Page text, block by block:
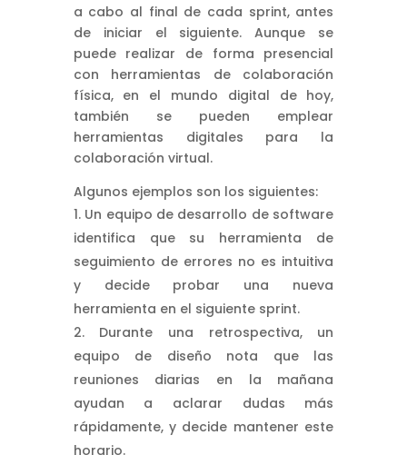
a cabo al final de cada sprint, antes
de iniciar el siguiente. Aunque se
puede realizar de forma presencial
con herramientas de colaboración
física, en el mundo digital de hoy,
también se pueden emplear
herramientas digitales para la
colaboración virtual.
Algunos ejemplos son los siguientes:
Un equipo de desarrollo de software
identifica que su herramienta de
seguimiento de errores no es intuitiva
y decide probar una nueva
herramienta en el siguiente sprint.
Durante una retrospectiva, un
equipo de diseño nota que las
reuniones diarias en la mañana
ayudan a aclarar dudas más
rápidamente, y decide mantener este
horario.